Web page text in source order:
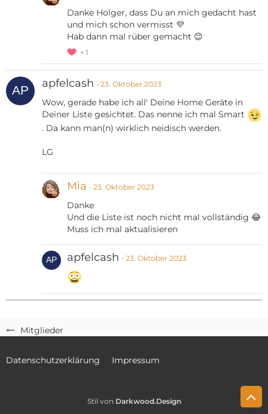
Mitglieder
Danke Holger, dass Du an mich gedacht hast
und mich schon vermisst 💜
Hab dann mal rüber gemacht 😊
1
apfelcash 23. Oktober 2023
Wow, gerade habe ich all' Deine Home Geräte in
Deiner Liste gesichtet. Das nenne ich mal Smart
. Da kann man(n) wirklich neidisch werden.
LG
Mia 23. Oktober 2023
Danke
Und die Liste ist noch nicht mal vollständig 😂
Muss ich mal aktualisieren
apfelcash 23. Oktober 2023
Datenschutzerklärung Impressum
Stil von Darkwood.Design